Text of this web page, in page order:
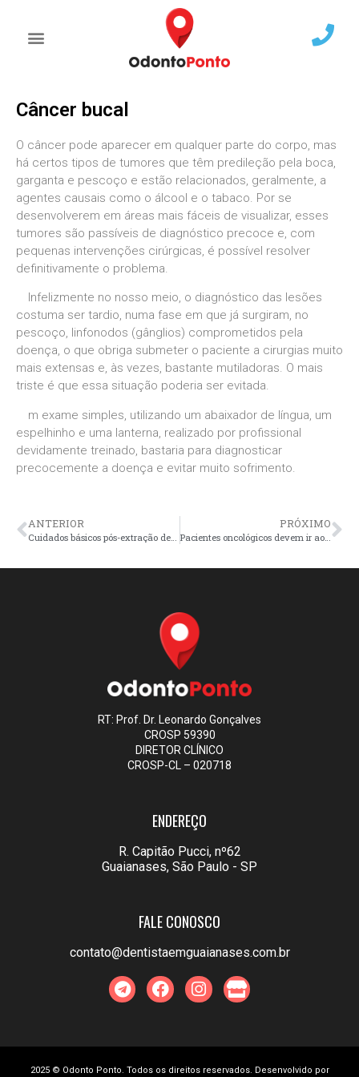
Câncer bucal
O câncer pode aparecer em qualquer parte do corpo, mas
há certos tipos de tumores que têm predileção pela boca,
garganta e pescoço e estão relacionados, geralmente, a
agentes causais como o álcool e o tabaco. Por se
desenvolverem em áreas mais fáceis de visualizar, esses
tumores são passíveis de diagnóstico precoce e, com
pequenas intervenções cirúrgicas, é possível resolver
definitivamente o problema.
Infelizmente no nosso meio, o diagnóstico das lesões
costuma ser tardio, numa fase em que já surgiram, no
pescoço, linfonodos (gânglios) comprometidos pela
doença, o que obriga submeter o paciente a cirurgias muito
mais extensas e, às vezes, bastante mutiladoras. O mais
triste é que essa situação poderia ser evitada.
m exame simples, utilizando um abaixador de língua, um
espelhinho e uma lanterna, realizado por profissional
devidamente treinado, bastaria para diagnosticar
precocemente a doença e evitar muito sofrimento.
ANTERIOR
Cuidados básicos pós-extração dentária
PRÓXIMO
Pacientes oncológicos devem ir ao dentista antes de iniciarem o tratamento
RT: Prof. Dr. Leonardo Gonçalves
CROSP 59390
DIRETOR CLÍNICO
CROSP-CL – 020718
ENDEREÇO
R. Capitão Pucci, nº62
Guaianases, São Paulo - SP
FALE CONOSCO
contato@dentistaemguaianases.com.br
2025 © Odonto Ponto. Todos os direitos reservados. Desenvolvido por